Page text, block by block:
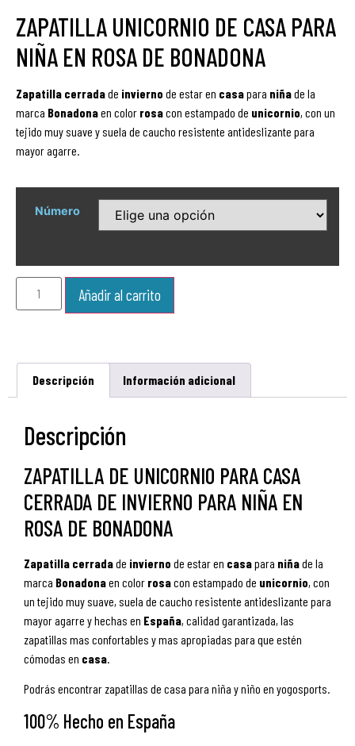
ZAPATILLA UNICORNIO DE CASA PARA
NIÑA EN ROSA DE BONADONA
Zapatilla cerradade invierno de estar en casapara niñade la
marca Bonadonaen color rosacon estampado de unicornio, con un
tejido muy suave y suela de caucho resistente antideslizante para
mayor agarre.
Número
Añadir al carrito
Descripción Información adicional
Descripción
ZAPATILLA DE UNICORNIO PARA CASA
CERRADA DE INVIERNO PARA NIÑA EN
ROSA DE BONADONA
Zapatilla cerradade invierno de estar en casapara niñade la
marca Bonadonaen color rosacon estampado de unicornio, con
un tejido muy suave, suela de caucho resistente antideslizante para
mayor agarre y hechas en España, calidad garantizada, las
zapatillas mas confortables y mas apropiadas para que estén
cómodas en casa.
Podrás encontrar zapatillas de casa para niña y niño en yogosports.
100% Hecho en España